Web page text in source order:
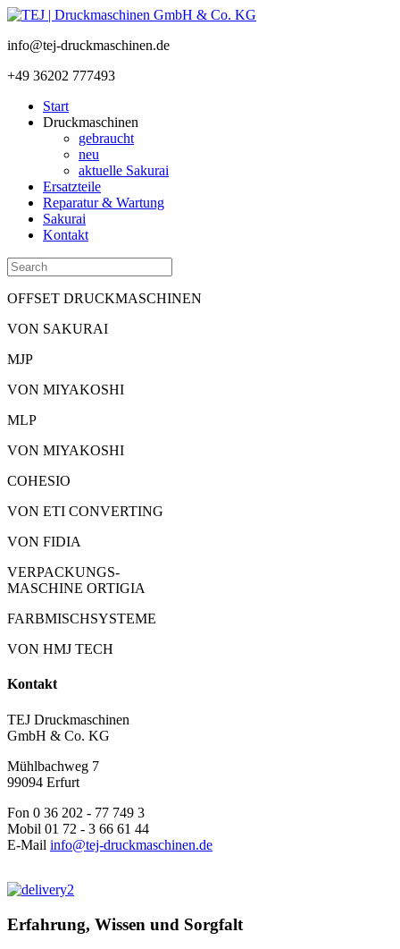
info@tej-druckmaschinen.de
+49 36202 777493
Start
Druckmaschinen
gebraucht
neu
aktuelle Sakurai
Ersatzteile
Reparatur & Wartung
Sakurai
Kontakt
OFFSET DRUCKMASCHINEN
VON SAKURAI
MJP
VON MIYAKOSHI
MLP
VON MIYAKOSHI
COHESIO
VON ETI CONVERTING
VON FIDIA
VERPACKUNGS-
MASCHINE ORTIGIA
FARBMISCHSYSTEME
VON HMJ TECH
Kontakt
TEJ Druckmaschinen
GmbH & Co. KG
Mühlbachweg 7
99094 Erfurt
Fon 0 36 202 - 77 749 3
Mobil 01 72 - 3 66 61 44
E-Mail info@tej-druckmaschinen.de
Erfahrung, Wissen und Sorgfalt